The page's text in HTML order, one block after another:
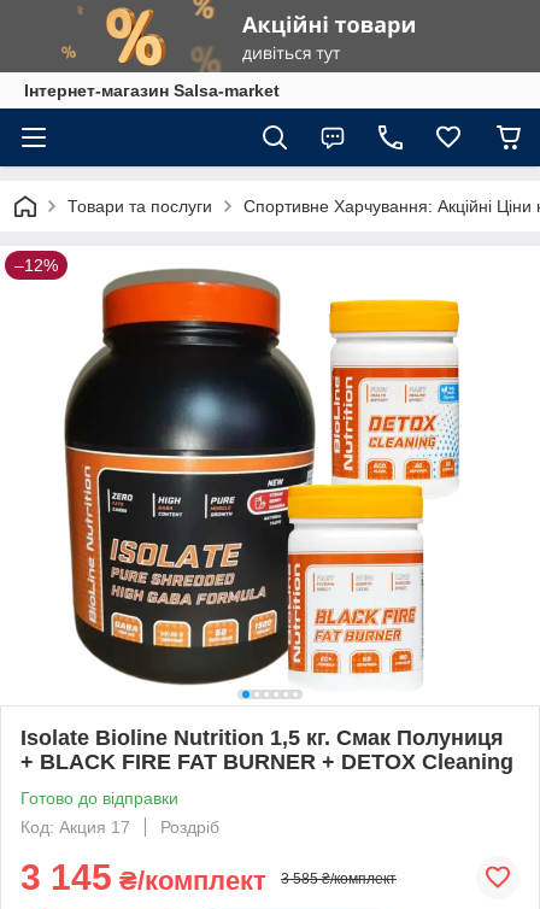
Інтернет-магазин Salsa-market
Товари та послуги Спортивне Харчування: Акційні Ціни
–12%
Isolate Bioline Nutrition 1,5 кг. Смак Полуниця
+ BLACK FIRE FAT BURNER + DETOX Cleaning
Готово до відправки
Код: Акция 17
Роздріб
3 145 ₴/комплект 3 585 ₴/комплект